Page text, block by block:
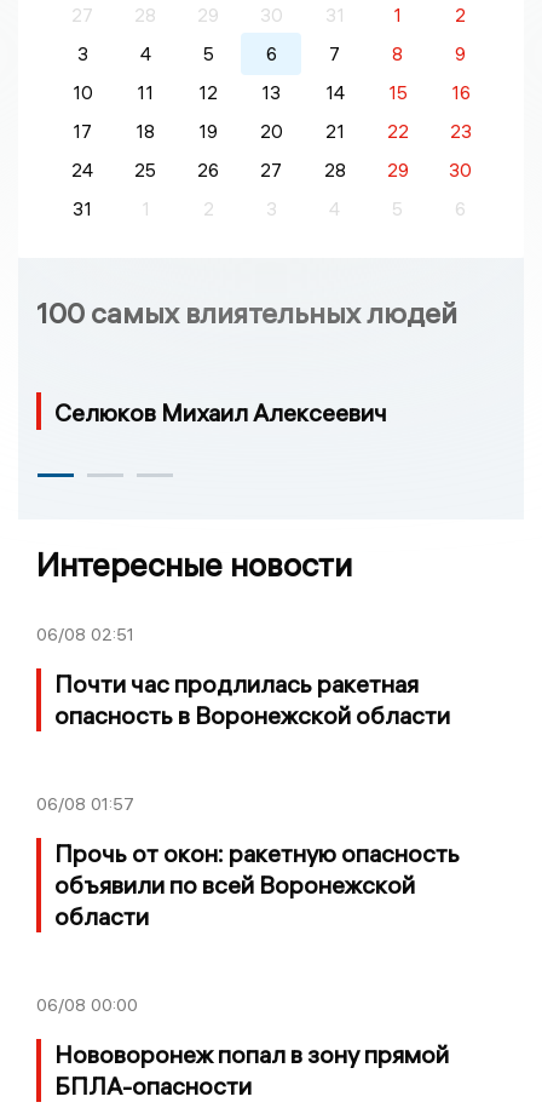
27 28 29 30 31 1
2
3
4 5 6 7 8
9
10
11 12 13 14 15
16
17
18 19 20 21 22
23
24
25 26 27 28 29
30
31
1 2 3 4 5 6
100 самых влиятельных людей
Селюков Михаил Алексеевич
Интересные новости
06/08 02:51
Почти час продлилась ракетная
опасность в Воронежской области
06/08 01:57
Прочь от окон: ракетную опасность
объявили по всей Воронежской
области
06/08 00:00
Нововоронеж попал в зону прямой
БПЛА-опасности